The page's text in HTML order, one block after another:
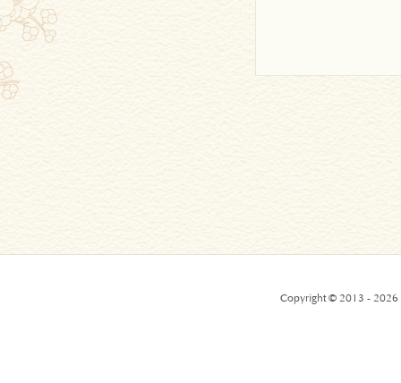
Copyright © 2013 - 2026